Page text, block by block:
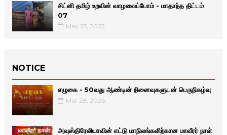
சிட்னி தமிழ் உறவின் வாழவைப்போம் - மாதாந்த திட்டம்
07
May 25, 2025
NOTICE
எழுகை - 50வது ஆண்டின் நினைவுகளுடன் பெருநிகழ்வு
Mar 28, 2026
அவுஸ்திரேலியாவின் எட்டு மாநிலங்களிற்கான மாவீரர் நாள்